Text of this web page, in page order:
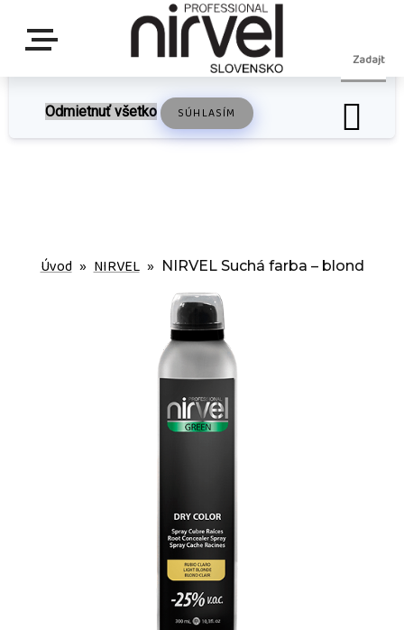
S cieľom uľahčiť užívateľom používať naše webové stránky využívame cookies.
Používaním našich stránok súhlasíte s ukladaním súborov cookie na vašom počítači /
zariadení. Nastavenia cookies môžete zmeniť v nastavení vášho prehliadača.
Odmietnuť všetko SÚHLASÍM
Úvod » NIRVEL » NIRVEL Suchá farba – blond